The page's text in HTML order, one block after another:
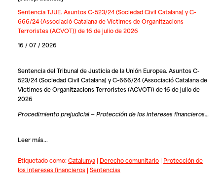
Sentencia TJUE. Asuntos C-523/24 (Sociedad Civil Catalana) y C-
666/24 (Associació Catalana de Víctimes de Organitzacions
Terroristes (ACVOT)) de 16 de julio de 2026
16 / 07 / 2026
Sentencia del Tribunal de Justicia de la Unión Europea. Asuntos C-
523/24 (Sociedad Civil Catalana) y C-666/24 (Associació Catalana de
Víctimes de Organitzacions Terroristes (ACVOT)) de 16 de julio de
2026
Procedimiento prejudicial — Protección de los intereses financieros…
Leer más...
Etiquetado como:Catalunya| Derecho comunitario| Protección de
los intereses financieros| Sentencias